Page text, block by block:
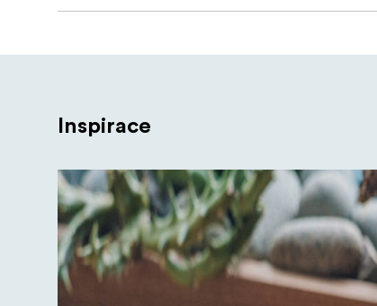
Inspirace